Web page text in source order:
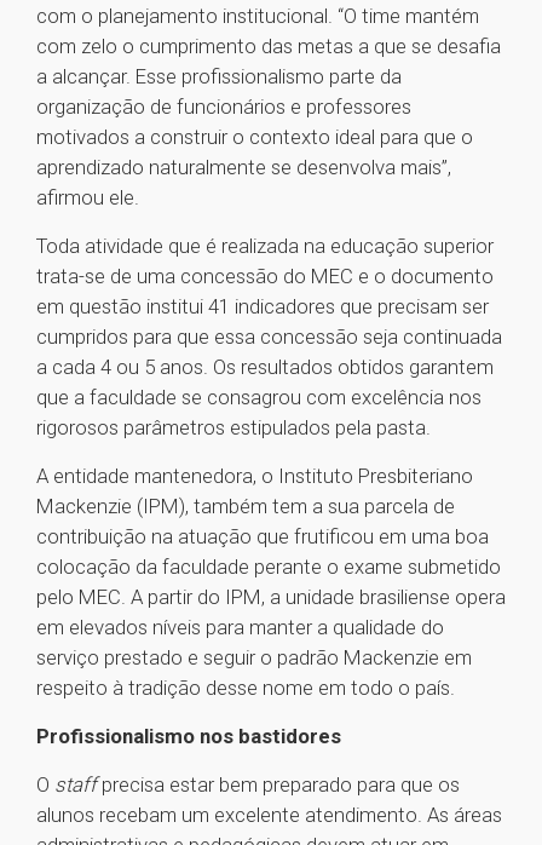
com o planejamento institucional. “O time mantém
com zelo o cumprimento das metas a que se desafia
a alcançar. Esse profissionalismo parte da
organização de funcionários e professores
motivados a construir o contexto ideal para que o
aprendizado naturalmente se desenvolva mais”,
afirmou ele.
Toda atividade que é realizada na educação superior
trata-se de uma concessão do MEC e o documento
em questão institui 41 indicadores que precisam ser
cumpridos para que essa concessão seja continuada
a cada 4 ou 5 anos. Os resultados obtidos garantem
que a faculdade se consagrou com excelência nos
rigorosos parâmetros estipulados pela pasta.
A entidade mantenedora, o Instituto Presbiteriano
Mackenzie (IPM), também tem a sua parcela de
contribuição na atuação que frutificou em uma boa
colocação da faculdade perante o exame submetido
pelo MEC. A partir do IPM, a unidade brasiliense opera
em elevados níveis para manter a qualidade do
serviço prestado e seguir o padrão Mackenzie em
respeito à tradição desse nome em todo o país.
Profissionalismo nos bastidores
O staffprecisa estar bem preparado para que os
alunos recebam um excelente atendimento. As áreas